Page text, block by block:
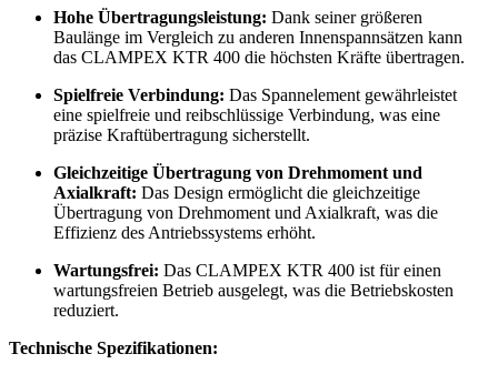
Hohe Übertragungsleistung: Dank seiner größeren
Baulänge im Vergleich zu anderen Innenspannsätzen kann
das CLAMPEX KTR 400 die höchsten Kräfte übertragen.
Spielfreie Verbindung: Das Spannelement gewährleistet
eine spielfreie und reibschlüssige Verbindung, was eine
präzise Kraftübertragung sicherstellt.
Gleichzeitige Übertragung von Drehmoment und
Axialkraft: Das Design ermöglicht die gleichzeitige
Übertragung von Drehmoment und Axialkraft, was die
Effizienz des Antriebssystems erhöht.
Wartungsfrei: Das CLAMPEX KTR 400 ist für einen
wartungsfreien Betrieb ausgelegt, was die Betriebskosten
reduziert.
Technische Spezifikationen: